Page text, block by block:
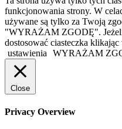
funkcjonowania strony. W
używane są tylko za Twoją
"WYRAŻAM ZGODĘ". Jeżeli
dostosować ciasteczka
ustawienia
WYRAŻAM
Close
Privacy Overview